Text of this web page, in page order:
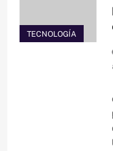
TECNOLOGÍA